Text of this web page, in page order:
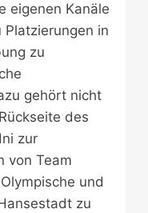
eigenen Kanäle
Platzierungen in
zu
gehört nicht
des
zur
von Team
und
zu